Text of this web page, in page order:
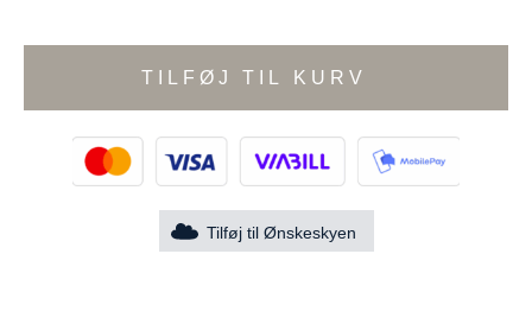
TILFØJ TIL KURV
Tilføj til Ønskeskyen